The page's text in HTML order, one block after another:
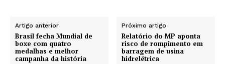
Artigo anterior
Brasil fecha Mundial de
boxe com quatro
medalhas e melhor
campanha da história
Próximo artigo
Relatório do MP aponta
risco de rompimento em
barragem de usina
hidrelétrica